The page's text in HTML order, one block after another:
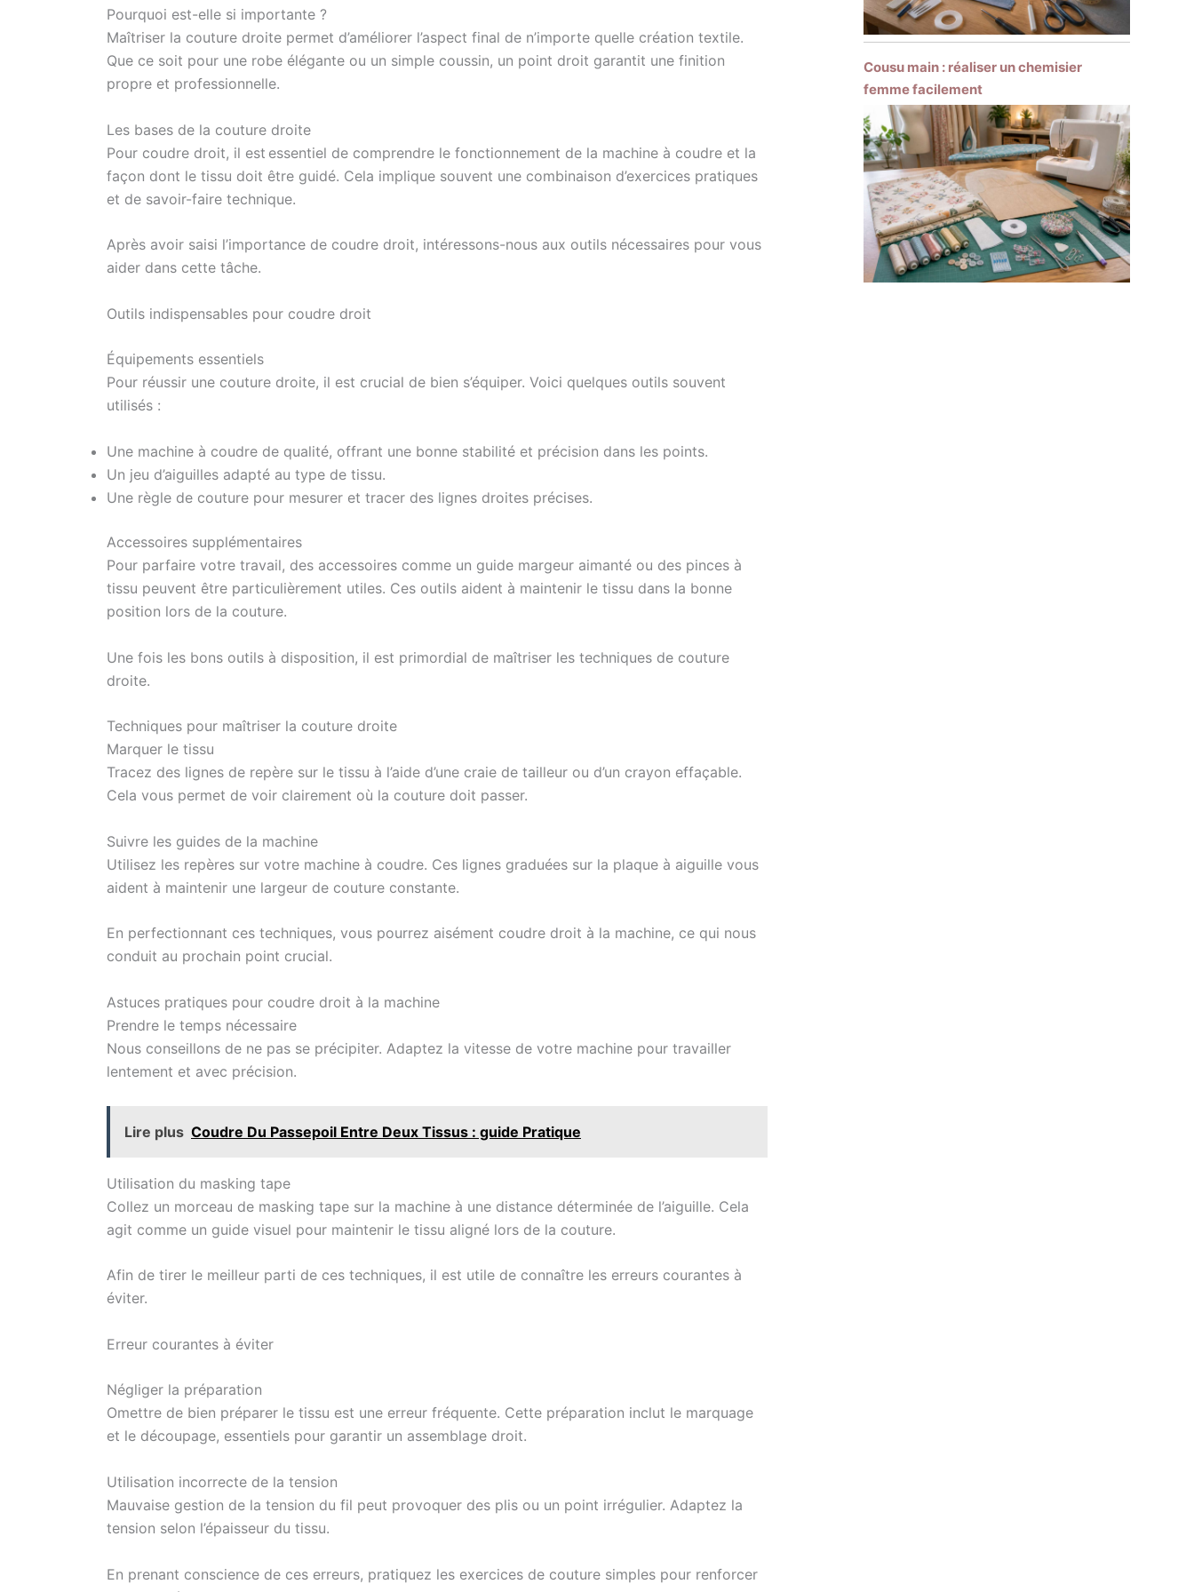
Pourquoi est-elle si importante ?
Maîtriser la couture droite permet d’améliorer l’aspect final de n’importe quelle création textile.
Que ce soit pour une robe élégante ou un simple coussin, un point droit garantit une finition
propre et professionnelle.
Les bases de la couture droite
Pour coudre droit, il est essentiel de comprendre le fonctionnement de la machine à coudre et la
façon dont le tissu doit être guidé. Cela implique souvent une combinaison d’exercices pratiques
et de savoir-faire technique.
Après avoir saisi l’importance de coudre droit, intéressons-nous aux outils nécessaires pour vous
aider dans cette tâche.
Outils indispensables pour coudre droit
Équipements essentiels
Pour réussir une couture droite, il est crucial de bien s’équiper. Voici quelques outils souvent
utilisés :
Une machine à coudre de qualité, offrant une bonne stabilité et précision dans les points.
Un jeu d’aiguilles adapté au type de tissu.
Une règle de couture pour mesurer et tracer des lignes droites précises.
Accessoires supplémentaires
Pour parfaire votre travail, des accessoires comme un guide margeur aimanté ou des pinces à
tissu peuvent être particulièrement utiles. Ces outils aident à maintenir le tissu dans la bonne
position lors de la couture.
Une fois les bons outils à disposition, il est primordial de maîtriser les techniques de couture
droite.
Techniques pour maîtriser la couture droite
Marquer le tissu
Tracez des lignes de repère sur le tissu à l’aide d’une craie de tailleur ou d’un crayon effaçable.
Cela vous permet de voir clairement où la couture doit passer.
Suivre les guides de la machine
Utilisez les repères sur votre machine à coudre. Ces lignes graduées sur la plaque à aiguille vous
aident à maintenir une largeur de couture constante.
En perfectionnant ces techniques, vous pourrez aisément coudre droit à la machine, ce qui nous
conduit au prochain point crucial.
Astuces pratiques pour coudre droit à la machine
Prendre le temps nécessaire
Nous conseillons de ne pas se précipiter. Adaptez la vitesse de votre machine pour travailler
lentement et avec précision.
Lire plus Coudre Du Passepoil Entre Deux Tissus : guide Pratique
Utilisation du masking tape
Collez un morceau de masking tape sur la machine à une distance déterminée de l’aiguille. Cela
agit comme un guide visuel pour maintenir le tissu aligné lors de la couture.
Afin de tirer le meilleur parti de ces techniques, il est utile de connaître les erreurs courantes à
éviter.
Erreur courantes à éviter
Négliger la préparation
Omettre de bien préparer le tissu est une erreur fréquente. Cette préparation inclut le marquage
et le découpage, essentiels pour garantir un assemblage droit.
Utilisation incorrecte de la tension
Mauvaise gestion de la tension du fil peut provoquer des plis ou un point irrégulier. Adaptez la
tension selon l’épaisseur du tissu.
En prenant conscience de ces erreurs, pratiquez les exercices de couture simples pour renforcer
Cousu main : réaliser un chemisier
femme facilement